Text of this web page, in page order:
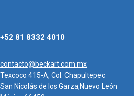
+52 81 8332 4010
contacto@beckart.com.mx
Texcoco 415-A, Col. Chapultepec
San Nicolás de los Garza,Nuevo León